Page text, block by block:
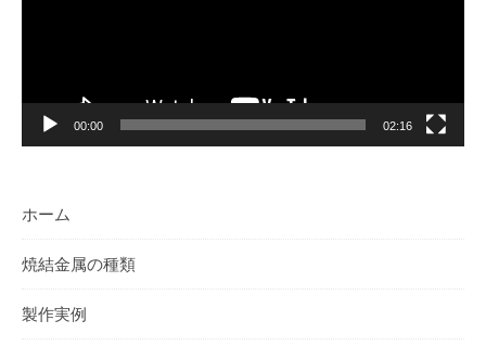
00:00 02:16
ホーム
焼結金属の種類
製作実例